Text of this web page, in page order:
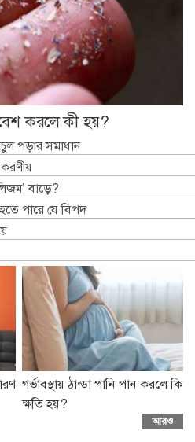
করলে কী হয়?
পড়ার সমাধান
বাড়ে?
হতে পারে যে বিপদ
গর্ভাবস্থায় ঠান্ডা পানি পান করলে কি
ক্ষতি হয়?
আরও